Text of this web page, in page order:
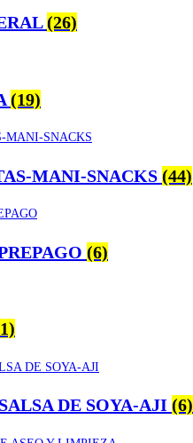
(26)
(19)
MANI-SNACKS (44)
(6)
DE SOYA-AJI (6)